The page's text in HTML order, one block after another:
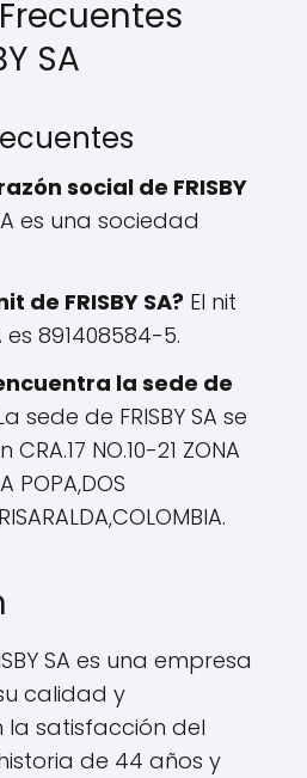
SA
social de FRISBY
es una sociedad
de FRISBY SA? El nit
es 891408584-5.
la sede de
sede de FRISBY SA se
NO.10-21 ZONA
POPA,DOS
SA es una empresa
calidad y
satisfacción del
de 44 años y